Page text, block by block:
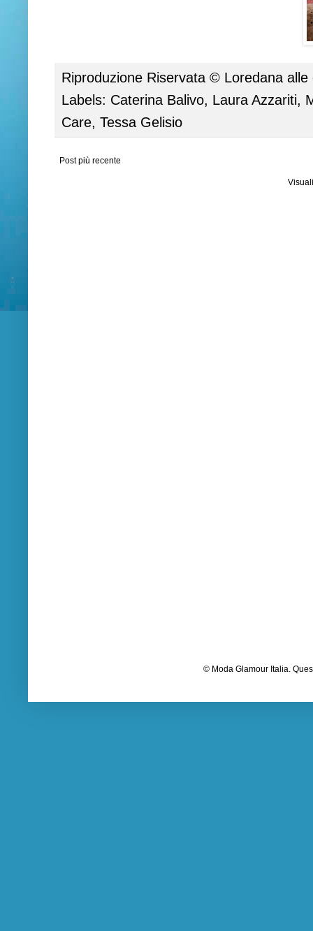
Riproduzione Riservata © Loredana
Labels: Caterina Balivo, Laura Azzariti,
Care, Tessa Gelisio
Post più recente
© Moda Glamour Italia.